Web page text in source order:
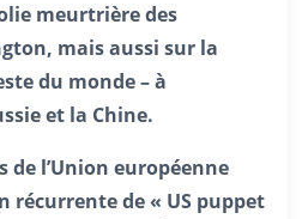
meurtrière des
mais aussi sur la
du monde – à
et la Chine.
de l’Union européenne
récurrente de « US puppet